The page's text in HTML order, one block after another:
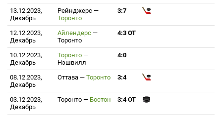
13.12.2023,
Декабрь
Рейнджерс —
Торонто
3:7
12.12.2023,
Декабрь
Айлендерс —
Торонто
4:3 ОТ
10.12.2023,
Декабрь
Торонто —
Нэшвилл
4:0
08.12.2023,
Декабрь
Оттава — Торонто 3:4
03.12.2023,
Декабрь
Торонто — Бостон 3:4 ОТ